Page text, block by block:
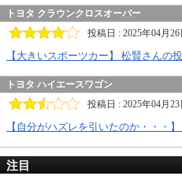
トヨタ クラウンクロスオーバー
投稿日 : 2025年04月26
【大きいスポーツカー】 松賢さんの
トヨタ ハイエースワゴン
投稿日 : 2025年04月23
【自分がハズレを引いたのか・・・
注目